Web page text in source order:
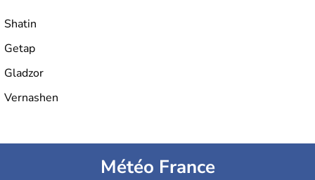
Shatin
Getap
Gladzor
Vernashen
Météo France